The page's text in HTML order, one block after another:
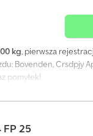
kg, pierwsza
Bovenden, Crsdpjy
pomyłek!
FP 25